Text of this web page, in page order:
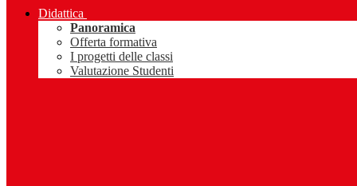
Didattica
Panoramica
Offerta formativa
I progetti delle classi
Valutazione Studenti